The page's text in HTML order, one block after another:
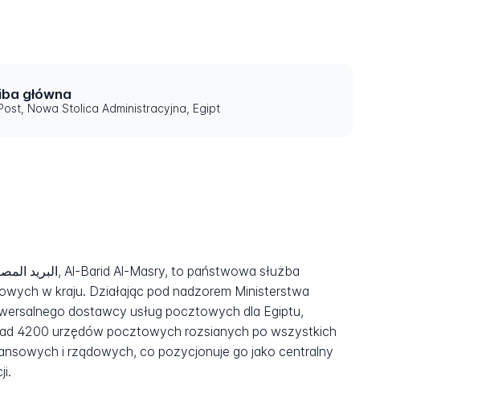
główna
Nowa Stolica Administracyjna, Egipt
w kraju. Działając pod nadzorem Ministerstwa
dostawcy usług pocztowych dla Egiptu,
4200 urzędów pocztowych rozsianych po wszystkich
i rządowych, co pozycjonuje go jako centralny